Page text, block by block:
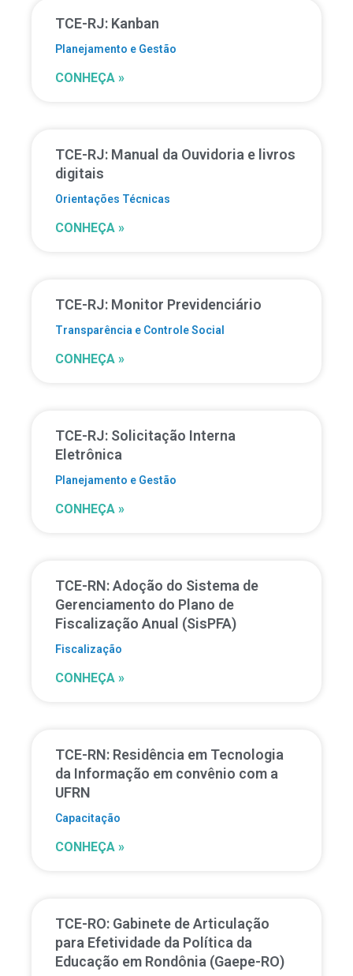
TCE-RJ: Kanban
Planejamento e Gestão
CONHEÇA »
TCE-RJ: Manual da Ouvidoria e livros
digitais
Orientações Técnicas
CONHEÇA »
TCE-RJ: Monitor Previdenciário
Transparência e Controle Social
CONHEÇA »
TCE-RJ: Solicitação Interna
Eletrônica
Planejamento e Gestão
CONHEÇA »
TCE-RN: Adoção do Sistema de
Gerenciamento do Plano de
Fiscalização Anual (SisPFA)
Fiscalização
CONHEÇA »
TCE-RN: Residência em Tecnologia
da Informação em convênio com a
UFRN
Capacitação
CONHEÇA »
TCE-RO: Gabinete de Articulação
para Efetividade da Política da
Educação em Rondônia (Gaepe-RO)